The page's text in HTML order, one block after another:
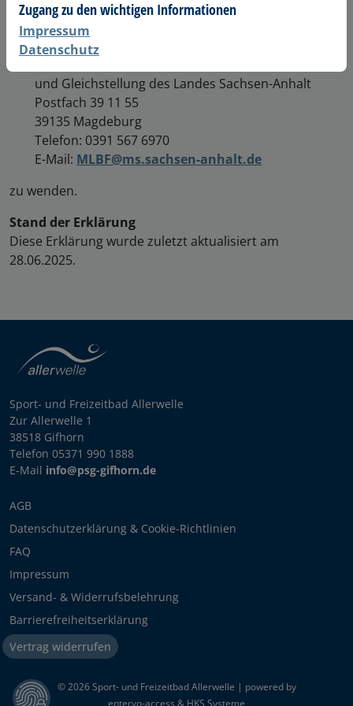
Marktüberwachungsstelle der Länder für die
Barrierefreiheit von Produkten und
Dienstleistungen (
und Gleichstellung des Landes Sachsen-Anhalt
Postfach 39 11 55
39135 Magdeburg
Telefon: 0391 567 6970
E-Mail: MLBF@ms.sachsen-anhalt.de
zu wenden.
Stand der Erklärung
Diese Erklärung wurde zuletzt aktualisiert am
28.06.2025.
Sport- und Freizeitbad Allerwelle
Zur Allerwelle 1
38518 Gifhorn
Telefon 05371 990 1888
E-Mail info@psg-gifhorn.de
AGB
Datenschutzerklärung & Cookie-Richtlinien
FAQ
Impressum
Versand- & Widerrufsbelehrung
Barrierefreiheitserklärung
Vertrag widerrufen
© 2026 Sport- und Freizeitbad Allerwelle | powered by
entervo-access & HKS Systeme
Zugang zu den wichtigen Informationen
Impressum
Datenschutz